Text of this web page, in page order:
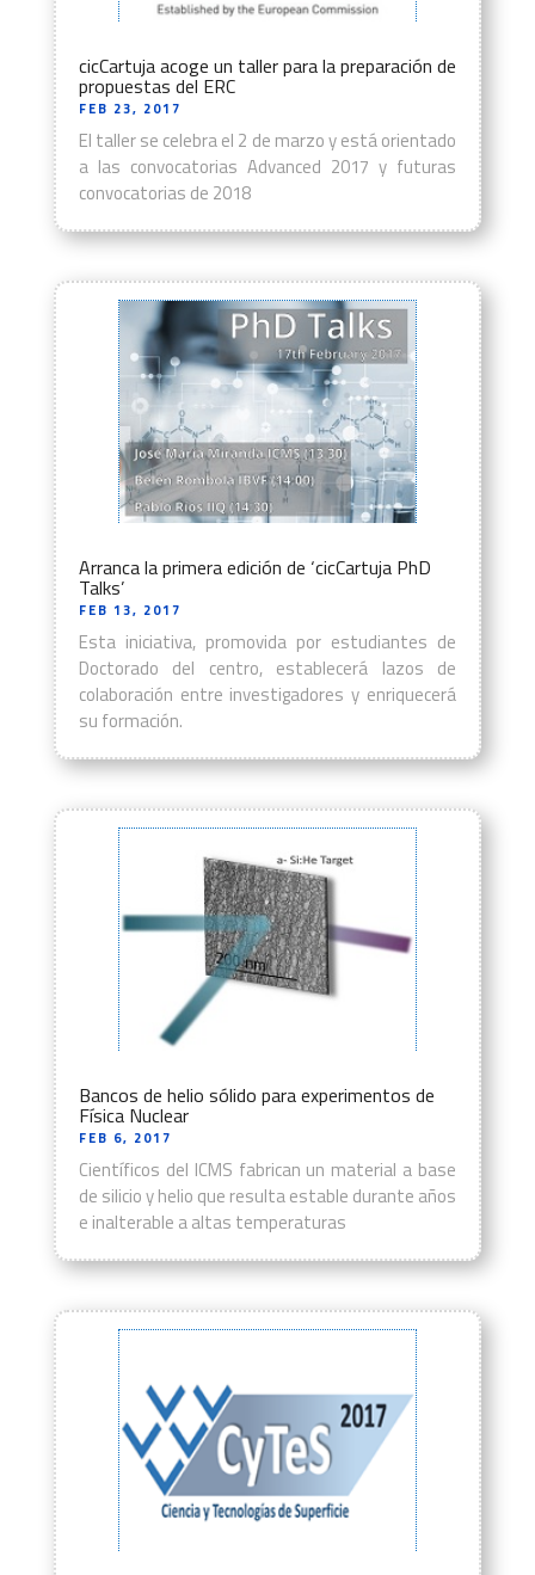
cicCartuja acoge un taller para la preparación de
propuestas del ERC
FEB 23, 2017
El taller se celebra el 2 de marzo y está orientado
a las convocatorias Advanced 2017 y futuras
convocatorias de 2018
Arranca la primera edición de ‘cicCartuja PhD
Talks’
FEB 13, 2017
Esta iniciativa, promovida por estudiantes de
Doctorado del centro, establecerá lazos de
colaboración entre investigadores y enriquecerá
su formación.
Bancos de helio sólido para experimentos de
Física Nuclear
FEB 6, 2017
Científicos del ICMS fabrican un material a base
de silicio y helio que resulta estable durante años
e inalterable a altas temperaturas